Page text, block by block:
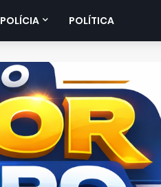
POLÍCIA POLÍTICA